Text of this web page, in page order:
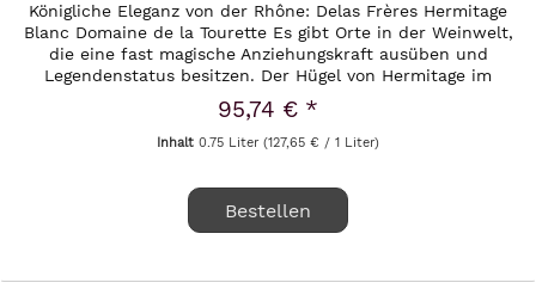
Königliche Eleganz von der Rhône: Delas Frères Hermitage
Blanc Domaine de la Tourette Es gibt Orte in der Weinwelt,
die eine fast magische Anziehungskraft ausüben und
Legendenstatus besitzen. Der Hügel von Hermitage im
nördlichen Tal der...
95,74 € *
Inhalt0.75 Liter(127,65 € / 1 Liter)
Bestellen